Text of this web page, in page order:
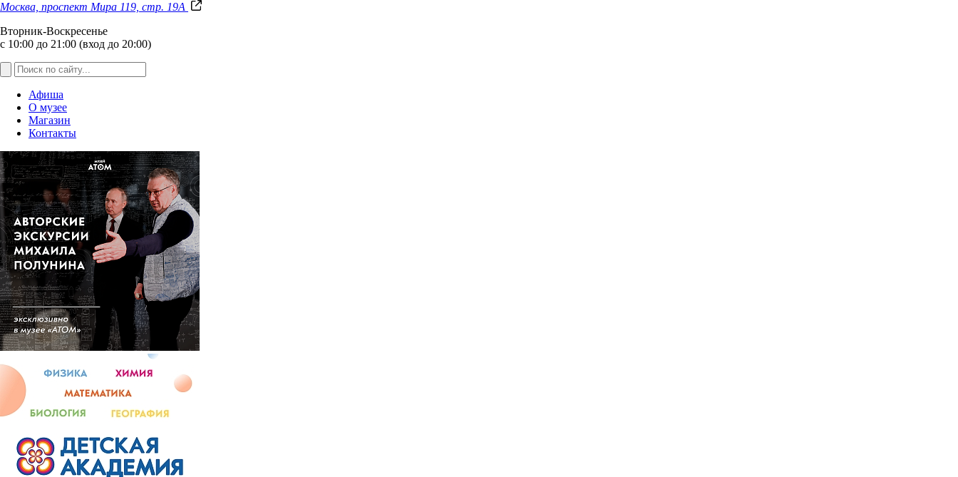
Москва, проспект Мира 119, стр. 19А
Вторник-Воскресенье
с 10:00 до 21:00 (вход до 20:00)
Афиша
О музее
Магазин
Контакты